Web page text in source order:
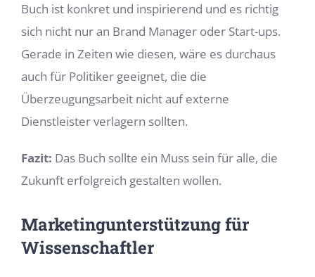
Buch ist konkret und inspirierend und es richtig
sich nicht nur an Brand Manager oder Start-ups.
Gerade in Zeiten wie diesen, wäre es durchaus
auch für Politiker geeignet, die die
Überzeugungsarbeit nicht auf externe
Dienstleister verlagern sollten.
Fazit: Das Buch sollte ein Muss sein für alle, die
Zukunft erfolgreich gestalten wollen.
Marketingunterstützung für
Wissenschaftler